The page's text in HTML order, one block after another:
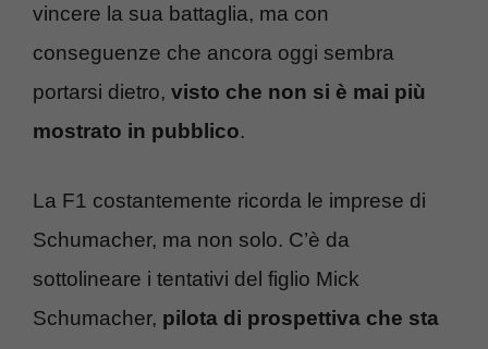
vincere la sua battaglia, ma con
conseguenze che ancora oggi sembra
portarsi dietro, visto che non si è mai più
mostrato in pubblico.
La F1 costantemente ricorda le imprese di
Schumacher, ma non solo. C’è da
sottolineare i tentativi del figlio Mick
Schumacher, pilota di prospettiva che sta